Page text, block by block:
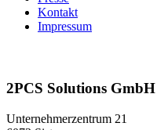
Kontakt
Impressum
2PCS Solutions GmbH
Unternehmerzentrum 21